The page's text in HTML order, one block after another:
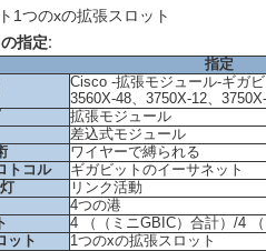
1つのxの拡張スロット
指定:
指定
Cisco -拡張モジュール-ギガ
3560X-48、3750X-12、
拡張モジュール
差込式モジュール
ワイヤーで縛られる
トコル
ギガビットのイーサネット
リンク活動
4つの港
4 （（ミニGBIC）合計）/4
ット
1つのxの拡張スロット